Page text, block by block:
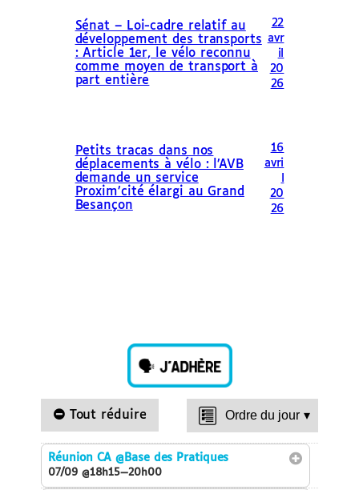
Sénat – Loi-cadre relatif au
développement des transports
: Article 1er, le vélo reconnu
comme moyen de transport à
part entière
22
avr
il
20
26
Petits tracas dans nos
déplacements à vélo : l’AVB
demande un service
Proxim’cité élargi au Grand
Besançon
16
avri
20
26
Tout réduire Ordre du jour ▾
Réunion CA@Base des Pratiques
07/09 @18h15—20h00